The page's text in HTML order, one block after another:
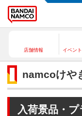
店舗情報 イベン
namcoけや
入荷景品・